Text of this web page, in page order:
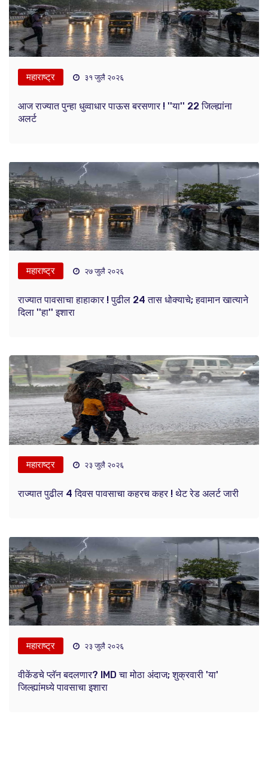
महाराष्ट्र ३१ जुलै २०२६
आज राज्यात पुन्हा धुव्वाधार पाऊस बरसणार ! ''या'' 22 जिल्ह्यांना
अलर्ट
महाराष्ट्र २७ जुलै २०२६
राज्यात पावसाचा हाहाकार ! पुढील 24 तास धोक्याचे; हवामान खात्याने
दिला ''हा'' इशारा
महाराष्ट्र २३ जुलै २०२६
राज्यात पुढील 4 दिवस पावसाचा कहरच कहर ! थेट रेड अलर्ट जारी
महाराष्ट्र २३ जुलै २०२६
वीकेंडचे प्लॅन बदलणार? IMD चा मोठा अंदाज; शुक्रवारी 'या'
जिल्ह्यांमध्ये पावसाचा इशारा